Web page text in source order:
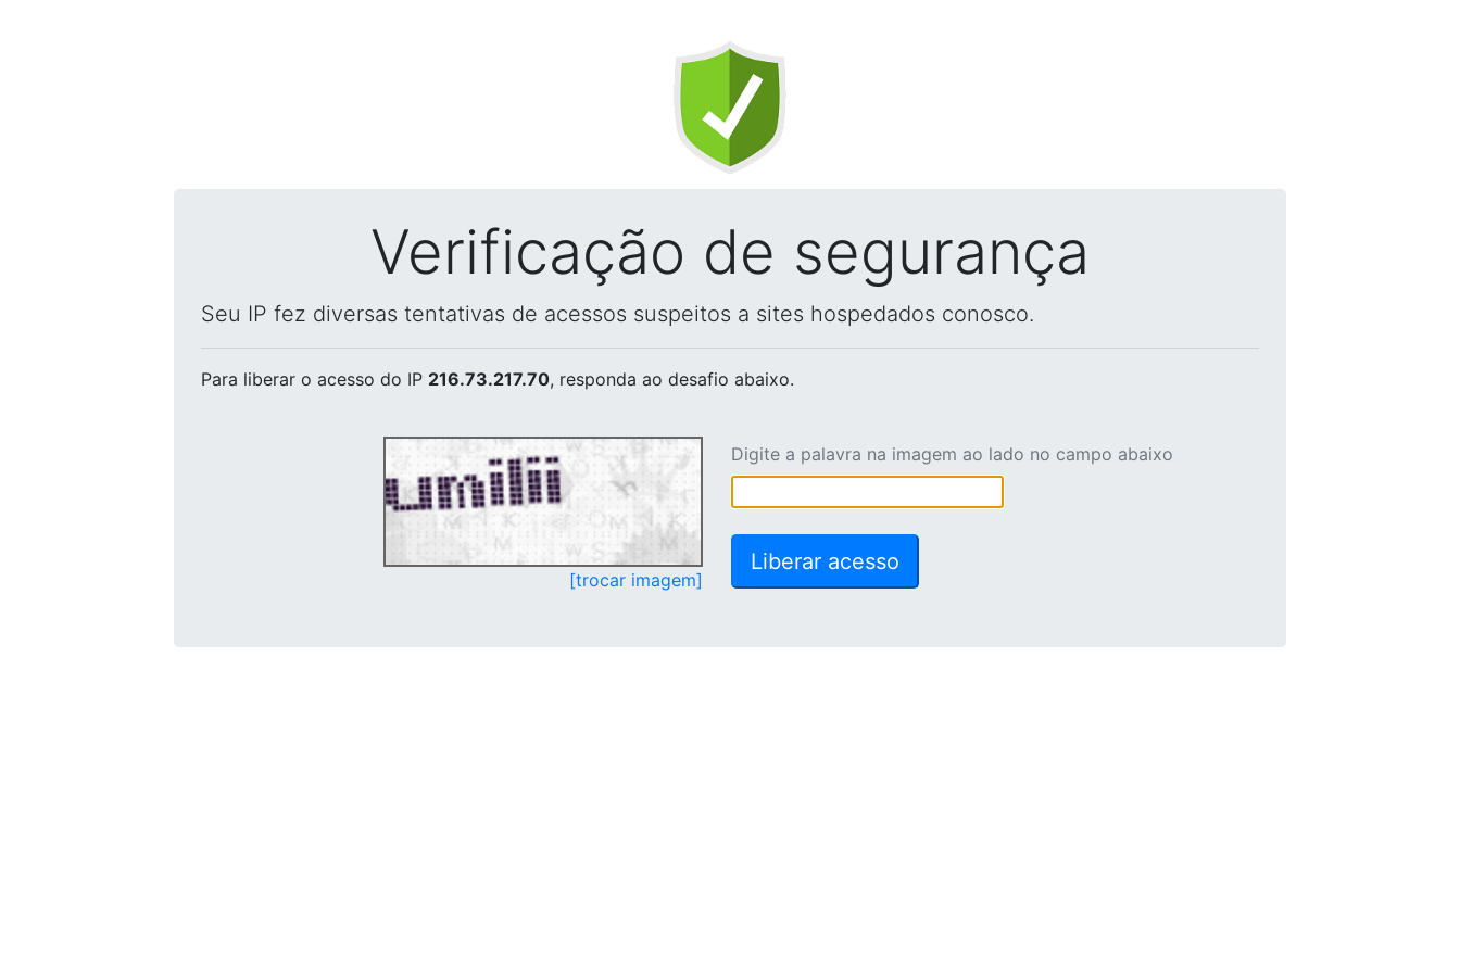
Verificação de segurança
Seu IP fez diversas tentativas de acessos suspeitos a sites hospedados conosco.
Para liberar o acesso do IP 216.73.217.70, responda ao desafio abaixo.
[trocar imagem]
Digite a palavra na imagem ao lado no campo abaixo